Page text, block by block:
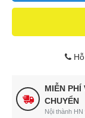
Hỗ
MIỄN PHÍ
CHUYỂN
Nội thành